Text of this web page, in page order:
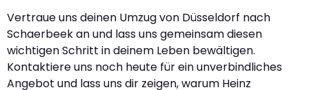
Vertraue uns deinen Umzug von Düsseldorf nach
Schaerbeek an und lass uns gemeinsam diesen
wichtigen Schritt in deinem Leben bewältigen.
Kontaktiere uns noch heute für ein unverbindliches
Angebot und lass uns dir zeigen, warum Heinz